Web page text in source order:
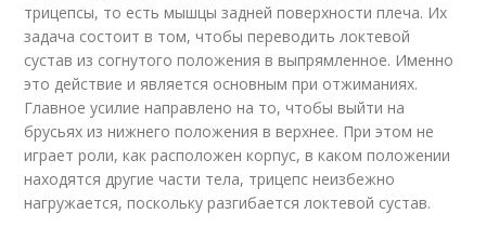
трицепсы, то есть мышцы задней поверхности плеча. Их
задача состоит в том, чтобы переводить локтевой
сустав из согнутого положения в выпрямленное. Именно
это действие и является основным при отжиманиях.
Главное усилие направлено на то, чтобы выйти на
брусьях из нижнего положения в верхнее. При этом не
играет роли, как расположен корпус, в каком положении
находятся другие части тела, трицепс неизбежно
нагружается, поскольку разгибается локтевой сустав.